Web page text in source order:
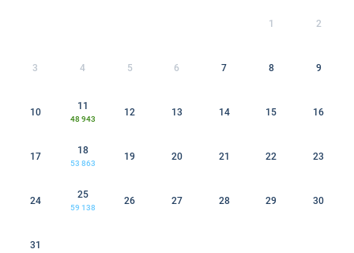
1 2
3 4 5 6 7 8 9
10
11
48 943
12 13 14 15 16
17
18
53 863
19 20 21 22 23
24
25
59 138
26 27 28 29 30
31